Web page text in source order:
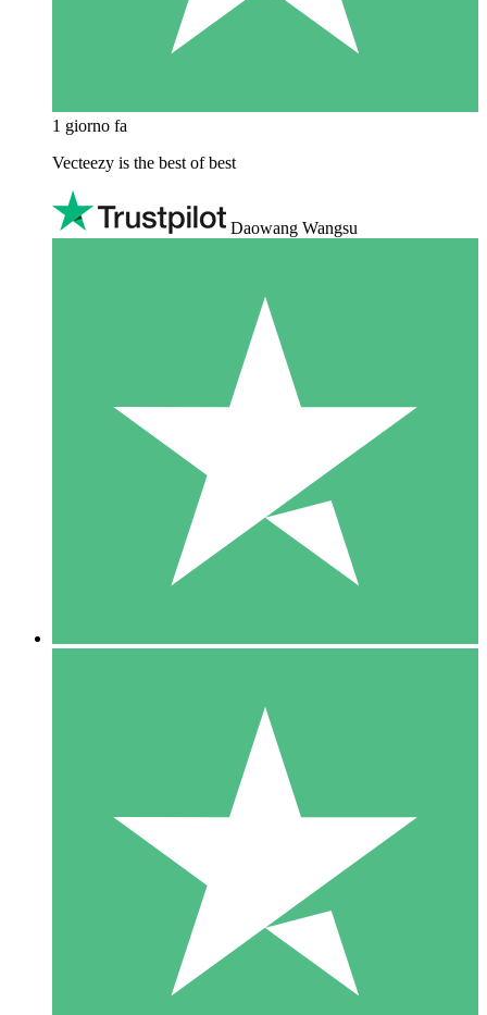
1 giorno fa
Vecteezy is the best of best
Daowang Wangsu